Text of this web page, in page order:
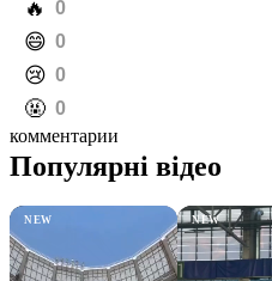
️🔥 0
️😄 0
️😢 0
️🤬 0
комментарии